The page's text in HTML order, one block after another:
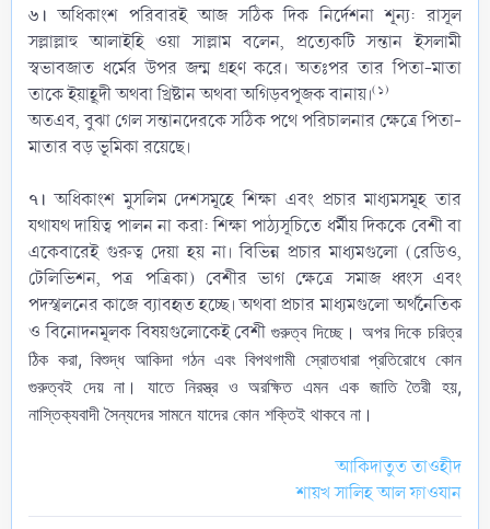
৬। অধিকাংশ পরিবারই আজ সঠিক দিক নির্দেশনা শূন্য: রাসূল
সল্লাল্লাহু আলাইহি ওয়া সাল্লাম বলেন, প্রত্যেকটি সন্তান ইসলামী
স্বভাবজাত ধর্মের উপর জন্ম গ্রহণ করে। অতঃপর তার পিতা-মাতা
তাকে ইয়াহূদী অথবা খ্রিষ্টান অথবা অগিড়বপূজক বানায়।(১)
অতএব, বুঝা গেল সন্তানদেরকে সঠিক পথে পরিচালনার ক্ষেত্রে পিতা-
মাতার বড় ভূমিকা রয়েছে।
৭। অধিকাংশ মুসলিম দেশসমূহে শিক্ষা এবং প্রচার মাধ্যমসমূহ তার
যথাযথ দায়িত্ব পালন না করা: শিক্ষা পাঠ্যসূচিতে ধর্মীয় দিককে বেশী বা
একেবারেই গুরুত্ব দেয়া হয় না। বিভিন্ন প্রচার মাধ্যমগুলো (রেডিও,
টেলিভিশন, পত্র পত্রিকা) বেশীর ভাগ ক্ষেত্রে সমাজ ধ্বংস এবং
পদস্খলনের কাজে ব্যাবহৃত হচ্ছে। অথবা প্রচার মাধ্যমগুলো অর্থনৈতিক
ও বিনোদনমূলক বিষয়গুলোকেই বেশী গুরুত্ব দিচ্ছে। অপর দিকে চরিত্র
ঠিক করা, বিশুদ্ধ আকিদা গঠন এবং বিপথগামী স্রোতধারা প্রতিরোধে কোন
গুরুত্বই দেয় না। যাতে নিরস্ত্র ও অরক্ষিত এমন এক জাতি তৈরী হয়,
নাস্তিক্যবাদী সৈন্যদের সামনে যাদের কোন শক্তিই থাকবে না।
আকিদাতুত তাওহীদ
শায়খ সালিহ আল ফাওযান